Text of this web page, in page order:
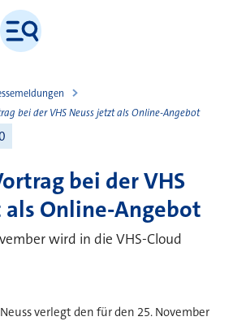
Menü
bei der VHS Neuss jetzt als Online-Angebot
bei der VHS
als Online-Angebot
wird in die VHS-Cloud
verlegt den für den 25. November